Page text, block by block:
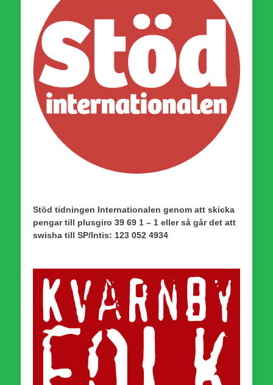
Stöd tidningen Internationalen genom att skicka
pengar till plusgiro 39 69 1 – 1 eller så går det att
swisha till SP/Intis: 123 052 4934